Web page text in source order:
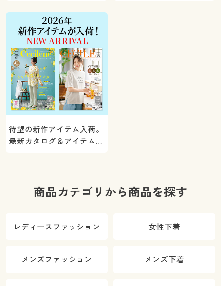
ト！
待望の新作アイテム入荷。
最新カタログ＆アイテムを
商品カテゴリから商品を探す
レディースファッション 女性下着
メンズファッション メンズ下着